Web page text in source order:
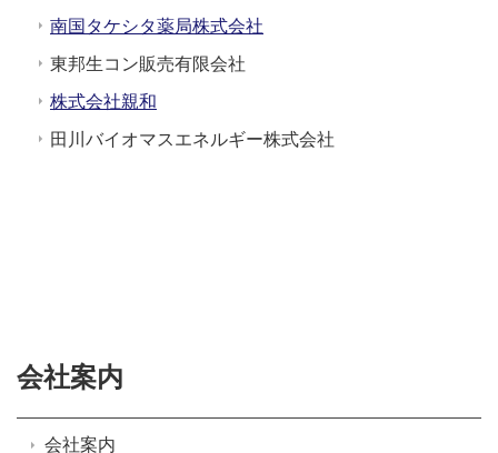
南国タケシタ薬局株式会社
東邦生コン販売有限会社
株式会社親和
田川バイオマスエネルギー株式会社
会社案内
会社案内